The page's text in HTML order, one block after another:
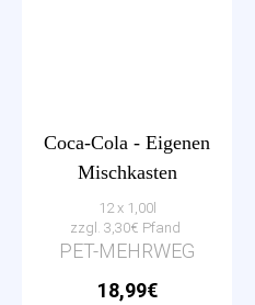
Coca-Cola - Eigenen
Mischkasten
12 x 1,00l
zzgl. 3,30€ Pfand
PET-MEHRWEG
18,99€